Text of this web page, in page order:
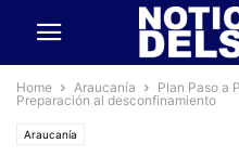
Home Araucanía
Plan Paso a
Preparación al desconfinamiento
Araucanía